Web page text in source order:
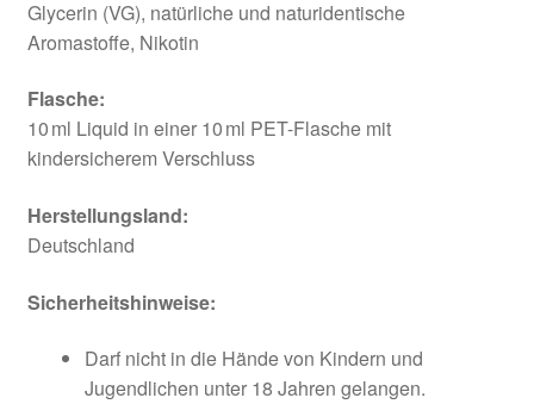
Glycerin (VG), natürliche und naturidentische
Aromastoffe, Nikotin
Flasche:
10 ml Liquid in einer 10 ml PET-Flasche mit
kindersicherem Verschluss
Herstellungsland:
Deutschland
Sicherheitshinweise:
Darf nicht in die Hände von Kindern und
Jugendlichen unter 18 Jahren gelangen.